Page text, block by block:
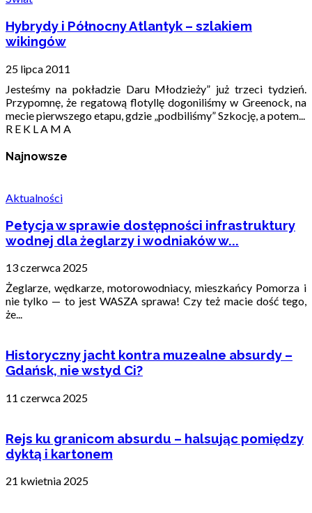
Hybrydy i Północny Atlantyk – szlakiem
wikingów
25 lipca 2011
Jesteśmy na pokładzie Daru Młodzieży” już trzeci tydzień.
Przypomnę, że regatową flotyllę dogoniliśmy w Greenock, na
mecie pierwszego etapu, gdzie „podbiliśmy” Szkocję, a potem...
R E K L A M A
Najnowsze
Aktualności
Petycja w sprawie dostępności infrastruktury
wodnej dla żeglarzy i wodniaków w...
13 czerwca 2025
Żeglarze, wędkarze, motorowodniacy, mieszkańcy Pomorza i
nie tylko — to jest WASZA sprawa! Czy też macie dość tego,
że...
Historyczny jacht kontra muzealne absurdy –
Gdańsk, nie wstyd Ci?
11 czerwca 2025
Rejs ku granicom absurdu – halsując pomiędzy
dyktą i kartonem
21 kwietnia 2025